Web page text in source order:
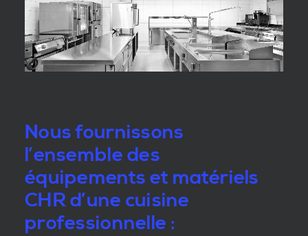
Nous fournissons
l’ensemble des
équipements et matériels
CHR d’une cuisine
professionnelle :